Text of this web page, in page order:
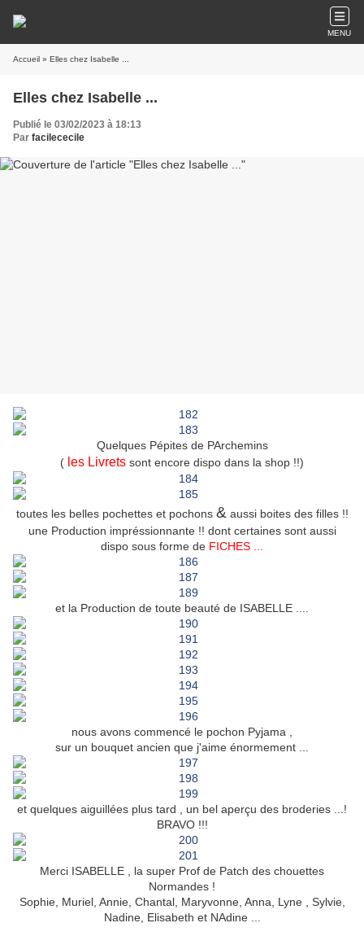
MENU
Accueil » Elles chez Isabelle ...
Elles chez Isabelle ...
Publié le 03/02/2023 à 18:13
Par facilececile
Quelques Pépites de PArchemins
( les Livrets sont encore dispo dans la shop !!)
toutes les belles pochettes et pochons &aussi boites des filles !!
une Production impréssionnante !! dont certaines sont aussi
dispo sous forme de FICHES ...
et la Production de toute beauté de ISABELLE ....
nous avons commencé le pochon Pyjama ,
sur un bouquet ancien que j'aime énormement ...
et quelques aiguillées plus tard , un bel aperçu des broderies ...!
BRAVO !!!
Merci ISABELLE , la super Prof de Patch des chouettes
Normandes !
Sophie, Muriel, Annie, Chantal, Maryvonne, Anna, Lyne , Sylvie,
Nadine, Elisabeth et NAdine ...